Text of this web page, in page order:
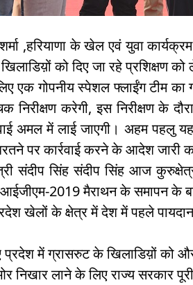
,हरियाणा के खेल एवं युवा
को दिए जा रहे प्रशिक्षण
एक गोपनीय स्पेशल फ्लाईंग टीम का
करेगी, इस निरीक्षण के
अमल में लाई जाएगी। अहम पहलु
पर कार्रवाई करने के आदेश जारी
संदीप सिंह संदीप सिंह आज
2019 मैराथन के समापन के
खेलों के क्षेत्र में देश में पहले
प्रदेश में ग्रासरुट के खिलाडिय़ों को
निखार लाने के लिए राज्य सरकार